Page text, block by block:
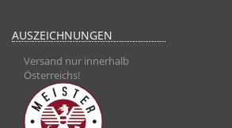
AUSZEICHNUNGEN
Versand nur innerhalb
Österreichs!